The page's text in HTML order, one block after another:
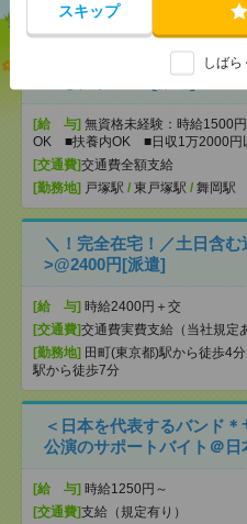
スキップ
しば
【オープニング募集】お
[給 与] 無資格未経験：時給1500
OK ■扶養内OK ■日収1万2000円
[交通費]交通費全額支給
[勤務地] 戸塚駅 / 東戸塚駅 / 舞岡駅
＼！完全在宅！／土日含
>@2400円[派遣]
[給 与] 時給2400円＋交
[交通費]交通費実費支給（当社規定
[勤務地] 田町(東京都)駅から徒歩4分
駅から徒歩7分
＜日本を代表するバンド
公演のサポートバイト＠
[給 与] 時給1250円～
[交通費]支給（規定有り）